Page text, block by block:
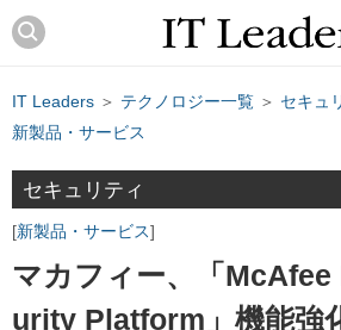
IT Leaders ＞ テクノロジー一覧 ＞ セキュ
新製品・サービス
セキュリティ
新製品・サービス
マカフィー、「
urity Platform」機能強